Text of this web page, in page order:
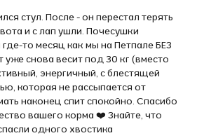
стул. После - он перестал терять
и с лап ушли. Почесушки
то месяц как мы на Петпале БЕЗ
снова весит под 30 кг (вместо
энергичный, с блестящей
которая не рассыпается от
наконец спит спокойно. Спасибо
вашего корма ❤️ Знайте, что
одного хвостика